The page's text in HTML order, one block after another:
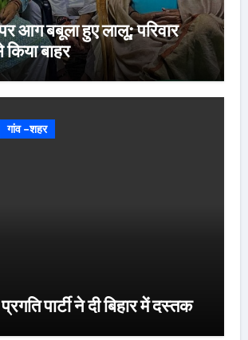
आग बबूला हुए लालू; परिवार
किया बाहर
गांव -शहर
पार्टी ने दी बिहार में दस्तक